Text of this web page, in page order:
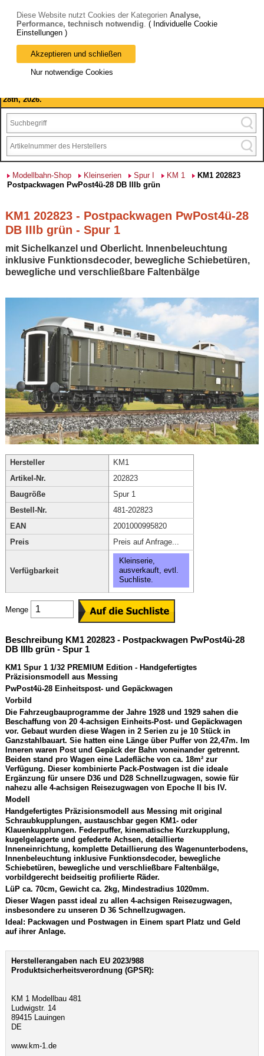
Bitte beachten Sie: wir machen Betriebsferien, vom 03. bis 28.
August 2026 haben wir geschlossen.
28th, 2026.
Modellbahn-Shop Kleinserien Spur I KM 1
KM1 202823
Postpackwagen PwPost4ü-28 DB IIIb grün
KM1 202823 - Postpackwagen PwPost4ü-28
DB IIIb grün - Spur 1
mit Sichelkanzel und Oberlicht. Innenbeleuchtung
inklusive Funktionsdecoder, bewegliche Schiebetüren,
bewegliche und verschließbare Faltenbälge
Hersteller
KM1
Artikel-Nr.
202823
Baugröße
Spur 1
Bestell-Nr.
481-202823
EAN
2001000995820
Preis
Preis auf Anfrage...
Verfügbarkeit
Kleinserie,
ausverkauft, evtl.
Suchliste.
Menge
Beschreibung KM1 202823 - Postpackwagen PwPost4ü-28
DB IIIb grün - Spur 1
KM1 Spur 1 1/32 PREMIUM Edition - Handgefertigtes
Präzisionsmodell aus Messing
PwPost4ü-28 Einheitspost- und Gepäckwagen
Vorbild
Die Fahrzeugbauprogramme der Jahre 1928 und 1929 sahen die
Beschaffung von 20 4-achsigen Einheits-Post- und Gepäckwagen
vor. Gebaut wurden diese Wagen in 2 Serien zu je 10 Stück in
Ganzstahlbauart. Sie hatten eine Länge über Puffer von 22,47m. Im
Inneren waren Post und Gepäck der Bahn voneinander getrennt.
Beiden stand pro Wagen eine Ladefläche von ca. 18m² zur
Verfügung. Dieser kombinierte Pack-Postwagen ist die ideale
Ergänzung für unsere D36 und D28 Schnellzugwagen, sowie für
nahezu alle 4-achsigen Reisezugwagen von Epoche II bis IV.
Modell
Handgefertigtes Präzisionsmodell aus Messing mit original
Schraubkupplungen, austauschbar gegen KM1- oder
Klauenkupplungen. Federpuffer, kinematische Kurzkupplung,
kugelgelagerte und gefederte Achsen, detaillierte
Inneneinrichtung, komplette Detaillierung des Wagenunterbodens,
Innenbeleuchtung inklusive Funktionsdecoder, bewegliche
Schiebetüren, bewegliche und verschließbare Faltenbälge,
vorbildgerecht beidseitig profilierte Räder.
LüP ca. 70cm, Gewicht ca. 2kg, Mindestradius 1020mm.
Dieser Wagen passt ideal zu allen 4-achsigen Reisezugwagen,
insbesondere zu unseren D 36 Schnellzugwagen.
Ideal: Packwagen und Postwagen in Einem spart Platz und Geld
auf ihrer Anlage.
Herstellerangaben nach EU 2023/988
Produktsicherheitsverordnung (GPSR):
KM 1 Modellbau 481
Ludwigstr. 14
89415 Lauingen
DE
www.km-1.de
Diese Website nutzt Cookies der Kategorien Analyse,
Performance, technisch notwendig. ( Individuelle Cookie
Einstellungen )
Akzeptieren und schließen
Nur notwendige Cookies